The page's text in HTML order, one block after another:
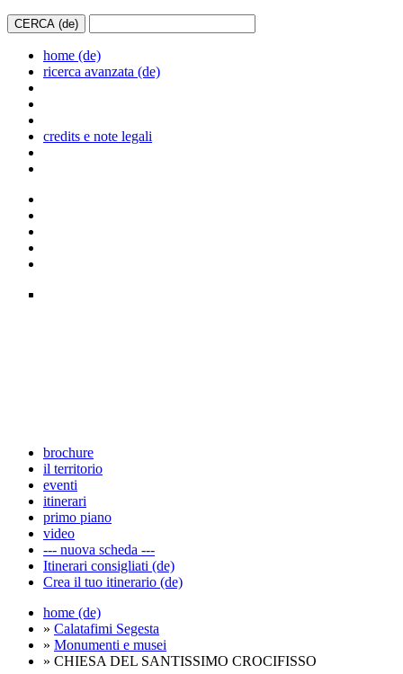
home (de)
ricerca avanzata (de)
credits e note legali
brochure
il territorio
eventi
itinerari
primo piano
video
--- nuova scheda ---
Itinerari consigliati (de)
Crea il tuo itinerario (de)
home (de)
» Calatafimi Segesta
» Monumenti e musei
» CHIESA DEL SANTISSIMO CROCIFISSO